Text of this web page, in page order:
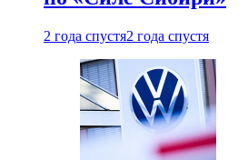
2 года спустя2 года спустя